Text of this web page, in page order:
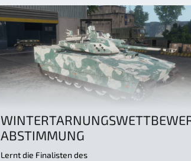
ABSTIMMUNG
Lernt die Finalisten des